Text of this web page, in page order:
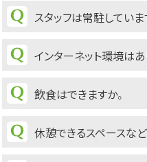
スタッフは常駐していま
インターネット環境はあ
飲食はできますか。
休憩できるスペースな